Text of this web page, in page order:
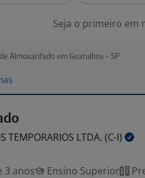
Seja o primeiro em
Almoxarifado em Guarulhos - SP
TEMPORARIOS LTDA. (C-I)
3 anos Ensino Superior